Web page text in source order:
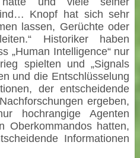
Knopf hat sich sehr
lassen, Gerüchte oder
Historiker haben
„Human Intelligence“ nur
spielten und „Signals
und die Entschlüsselung
der entscheidende
ergeben,
hochrangige Agenten
Oberkommandos hatten,
Informationen